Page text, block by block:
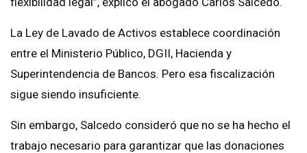
La Ley de Lavado de Activos establece coordinación
entre el Ministerio Público, DGII, Hacienda y
Superintendencia de Bancos. Pero esa fiscalización
sigue siendo insuficiente.
Sin embargo, Salcedo consideró que no se ha hecho el
trabajo necesario para garantizar que las donaciones